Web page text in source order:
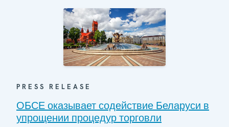
PRESS RELEASE
ОБСЕ оказывает содействие Беларуси в
упрощении процедур торговли